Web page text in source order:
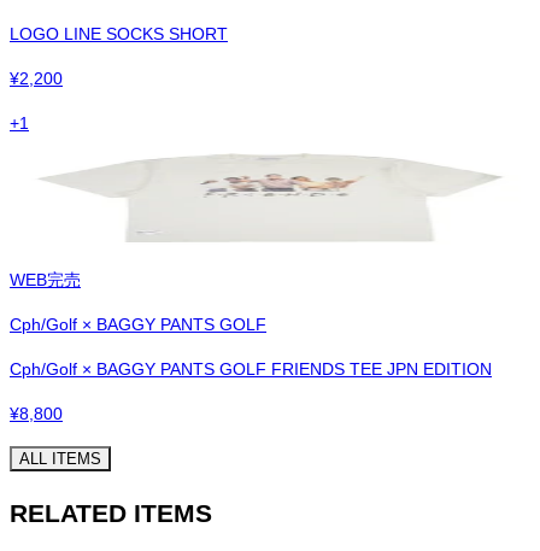
LOGO LINE SOCKS SHORT
¥2,200
+1
WEB完売
Cph/Golf × BAGGY PANTS GOLF
Cph/Golf × BAGGY PANTS GOLF FRIENDS TEE JPN EDITION
¥8,800
ALL ITEMS
RELATED ITEMS